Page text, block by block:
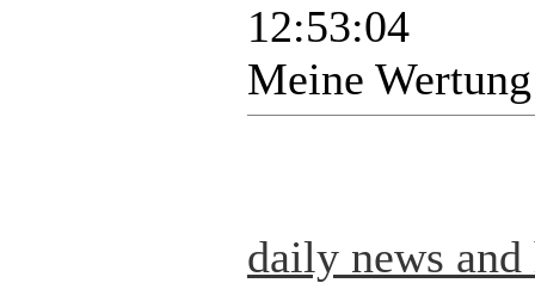
12:53:04
Meine
daily news